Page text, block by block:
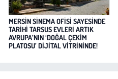
MERSİN SİNEMA OFİSİ SAYESİNDE
TARİHİ TARSUS EVLERİ ARTIK
AVRUPA’NIN ‘DOĞAL ÇEKİM
PLATOSU’ DİJİTAL VİTRİNİNDE!